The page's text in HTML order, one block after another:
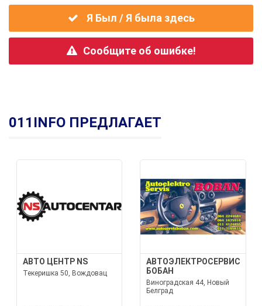
Я Был / Я была здесь
Сообщите об ошибке!
011INFO ПРЕДЛАГАЕТ
АВТО ЦЕНТР NS
Текеришка 50, Вождовац
АВТОЭЛЕКТРОСЕРВИС
БОБАН
Виноградская 44, Новый
Белград